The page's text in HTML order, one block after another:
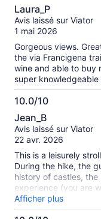
10.0
sur
10
Laura_P
Avis laissé sur Viator
1 mai 2026
Gorgeous views.
the via Francigena
wine and able to buy
super
10.0/10
10.0
sur
10
Jean_B
Avis laissé sur Viator
22 avr. 2026
This is a leisurely
During the hike, the
history of castles,
experience (you are
which begins in
importance of many
Afficher plus